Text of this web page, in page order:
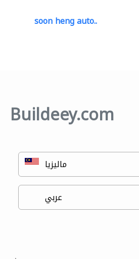
soon heng auto..
Buildeey.com